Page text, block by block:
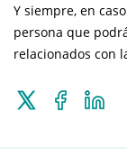
Y siempre, en
persona que
relacionados con
Enviar
Compartir
en